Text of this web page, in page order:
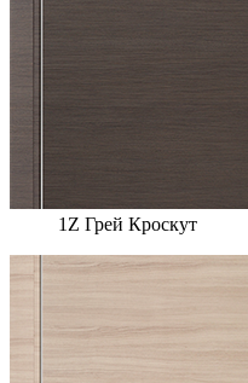
1Z Грей Кроскут